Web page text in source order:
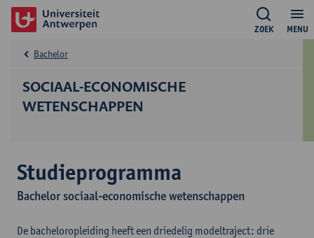
MENU
ZOEK
SOCIAAL-ECONOMISCHE
WETENSCHAPPEN
Bachelor
Studieprogramma
Bachelor sociaal-economische wetenschappen
De bacheloropleiding heeft een driedelig modeltraject: drie